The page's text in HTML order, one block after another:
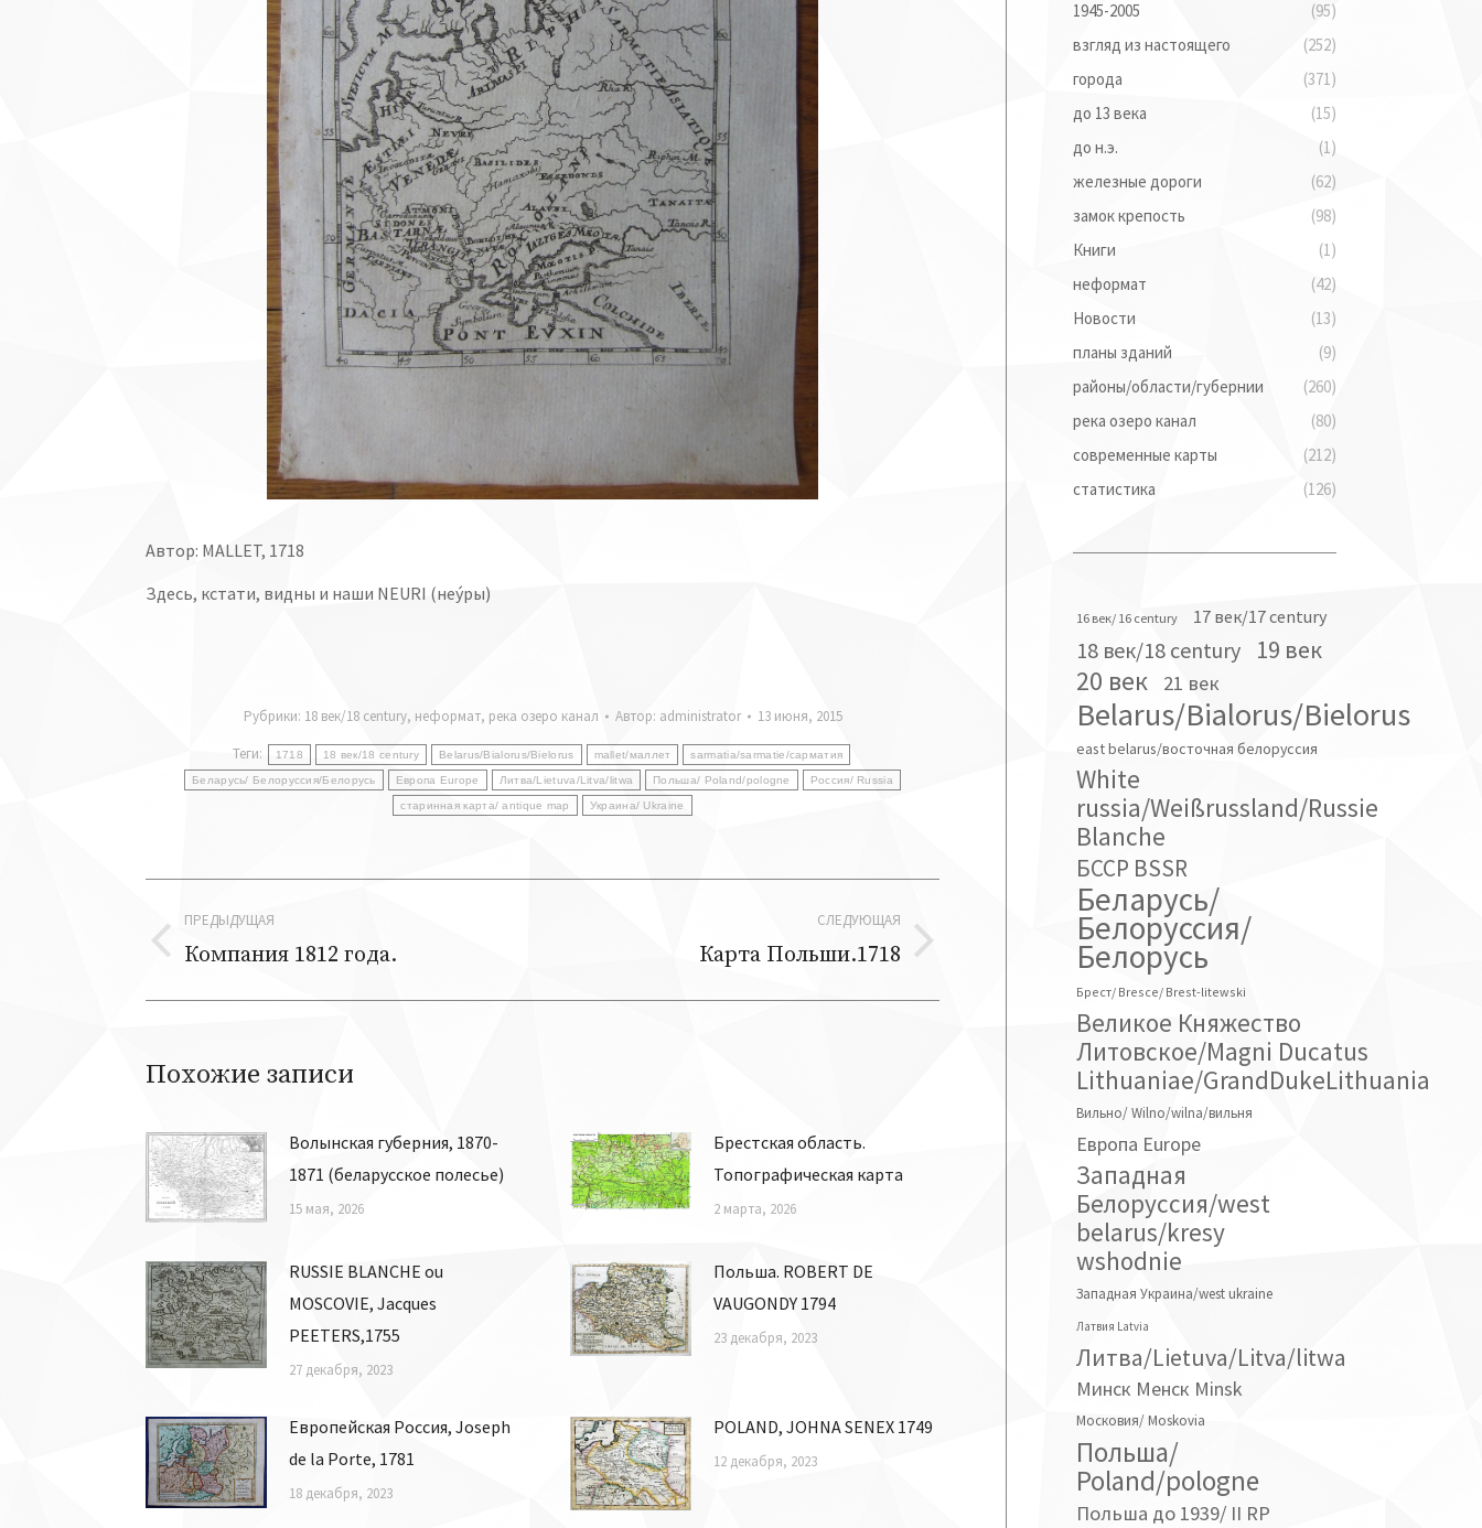
Автор: MALLET, 1718
Здесь, кстати, видны и наши NEURI (неýры)
Рубрики: 18 век/18 century, неформат, река озеро канал Автор: administrator
13 июня, 2015
Теги:
1718 18 век/18 century Belarus/Bialorus/Bielorus mallet/маллет sarmatia/sarmatie/сарматия
Беларусь/ Белоруссия/Белорусь Европа Europe Литва/Lietuva/Litva/litwa Польша/ Poland/pologne Россия/ Russia
старинная карта/ antique map Украина/ Ukraine
по
записям
ПРЕДЫДУЩАЯ
Предыдущая
Компания 1812 года.
СЛЕДУЮЩАЯ
Карта Польши.1718
Похожие записи
Волынская губерния, 1870-
1871 (беларусское полесье)
15 мая, 2026
Брестская область.
Топографическая карта
2 марта, 2026
RUSSIE BLANCHE ou
MOSCOVIE, Jacques
PEETERS,1755
27 декабря, 2023
Польша. ROBERT DE
VAUGONDY 1794
23 декабря, 2023
Европейская Россия, Joseph
de la Porte, 1781
18 декабря, 2023
POLAND, JOHNA SENEX 1749
12 декабря, 2023
1945-2005
(95)
взгляд из настоящего
(252)
города
(371)
до 13 века
(15)
до н.э.
(1)
железные дороги
(62)
замок крепость
(98)
Книги
(1)
неформат
(42)
Новости
(13)
планы зданий
(9)
районы/области/губернии
(260)
река озеро канал
(80)
современные карты
(212)
статистика
(126)
16 век/ 16 century 17 век/17 century
18 век/18 century 19 век
20 век 21 век
Belarus/Bialorus/Bielorus
east belarus/восточная белоруссия
White
russia/Weißrussland/Russie
Blanche
БССР BSSR
Беларусь/
Белоруссия/
Белорусь
Брест/ Bresce/ Brest-litewski
Великое Княжество
Литовское/Magni Ducatus
Lithuaniae/GrandDukeLithuania
Вильно/ Wilno/wilna/вильня
Европа Europe
Западная
Белоруссия/west
belarus/kresy
wshodnie
Западная Украина/west ukraine
Латвия Latvia
Литва/Lietuva/Litva/litwa
Минск Менск Minsk
Московия/ Moskovia
Польша/
Poland/pologne
Польша до 1939/ II RP